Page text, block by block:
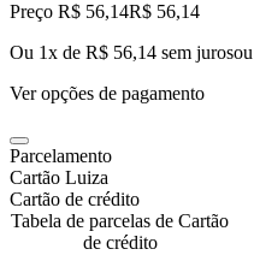
Preço R$ 56,14R$ 56,14
Ou 1x de R$ 56,14 sem jurosou
Ver opções de pagamento
Parcelamento
Cartão Luiza
Cartão de crédito
Tabela de parcelas de Cartão
de crédito